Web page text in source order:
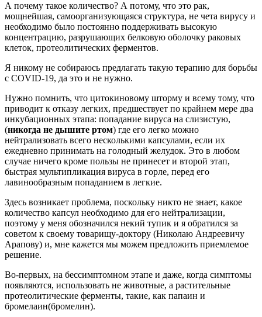
А почему такое количество? А потому, что это рак,
мощнейшая, самоорганизующаяся структура, не чета вирусу и
необходимо было постоянно поддерживать высокую
концентрацию, разрушающих белковую оболочку раковых
клеток, протеолитических ферментов.
Я никому не собираюсь предлагать такую терапию для борьбы
с COVID-19, да это и не нужно.
Нужно помнить, что цитокиновому шторму и всему тому, что
приводит к отказу легких, предшествует по крайнем мере два
инкубационных этапа: попадание вируса на слизистую,
(никогда не дышите ртом) где его легко можно
нейтрализовать всего несколькими капсулами, если их
ежедневно принимать на голодный желудок. Это в любом
случае ничего кроме пользы не принесет и второй этап,
быстрая мультипликация вируса в горле, перед его
лавинообразным попаданием в легкие.
Здесь возникает проблема, поскольку никто не знает, какое
количество капсул необходимо для его нейтрализации,
поэтому у меня обозначился некий тупик и я обратился за
советом к своему товарищу-доктору (Николаю Андреевичу
Арапову) и, мне кажется мы можем предложить приемлемое
решение.
Во-первых, на бессимптомном этапе и даже, когда симптомы
появляются, использовать не животные, а растительные
протеолитические ферменты, такие, как папаин и
бромелаин(бромелин).